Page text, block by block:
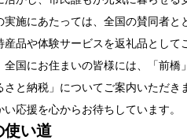
施にあたっては、全国の賛同者と
品や体験サービスを返礼品として
国にお住まいの皆様には、「前橋
と納税」についてご案内いただき
応援を心からお待ちしています。
使い道